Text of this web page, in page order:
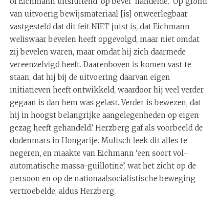
van uitvoerig bewijsmateriaal [is] onweerlegbaar
vastgesteld dat dit feit NIET juist is, dat Eichmann
weliswaar bevelen heeft opgevolgd, maar niet omdat
zij bevelen waren, maar omdat hij zich daarmede
vereenzelvigd heeft. Daarenboven is komen vast te
staan, dat hij bij de uitvoering daarvan eigen
initiatieven heeft ontwikkeld, waardoor hij veel verder
gegaan is dan hem was gelast. Verder is bewezen, dat
hij in hoogst belangrijke aangelegenheden op eigen
gezag heeft gehandeld.’ Herzberg gaf als voorbeeld de
dodenmars in Hongarije. Mulisch leek dit alles te
negeren, en maakte van Eichmann ‘een soort vol-
automatische massa-guillotine’, wat het zicht op de
persoon en op de nationaalsocialistische beweging
vertroebelde, aldus Herzberg.